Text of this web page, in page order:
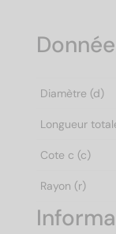
Diamètre (d)
Longueur
Cote c (c)
Rayon (r)